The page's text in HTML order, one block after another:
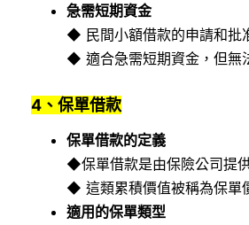
急需短期資金
◆ 民間小額借款的申請和批
◆ 適合急需短期資金，但無
4、保單借款
保單借款的定義
◆保單借款是由保險公司提
◆ 這類累積價值被稱為保單
適用的保單類型